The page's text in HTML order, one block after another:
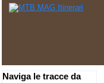
Naviga le tracce da